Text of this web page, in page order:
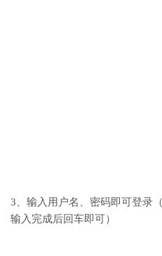
3、输入用户名、密码即可登录
输入完成后回车即可）